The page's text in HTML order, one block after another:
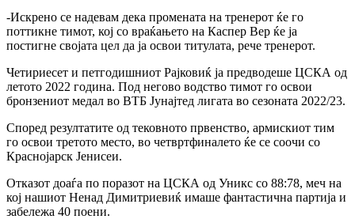
-Искрено се надевам дека промената на тренерот ќе го
поттикне тимот, кој со враќањето на Каспер Вер ќе ја
постигне својата цел да ја освои титулата, рече тренерот.
Четириесет и петгодишниот Рајковиќ ја предводеше ЦСКА од
летото 2022 година. Под негово водство тимот го освои
бронзениот медал во ВТБ Јунајтед лигата во сезоната 2022/23.
Според резултатите од тековното првенство, армискиот тим
го освои третото место, во четвртфиналето ќе се соочи со
Краснојарск Јенисеи.
Отказот доаѓа по поразот на ЦСКА од Уникс со 88:78, меч на
кој нашиот Ненад Димитриевиќ имаше фантастична партија и
забележа 40 поени.